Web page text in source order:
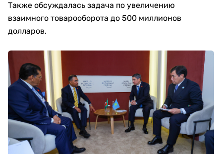
Также обсуждалась задача по увеличению
взаимного товарооборота до 500 миллионов
долларов.